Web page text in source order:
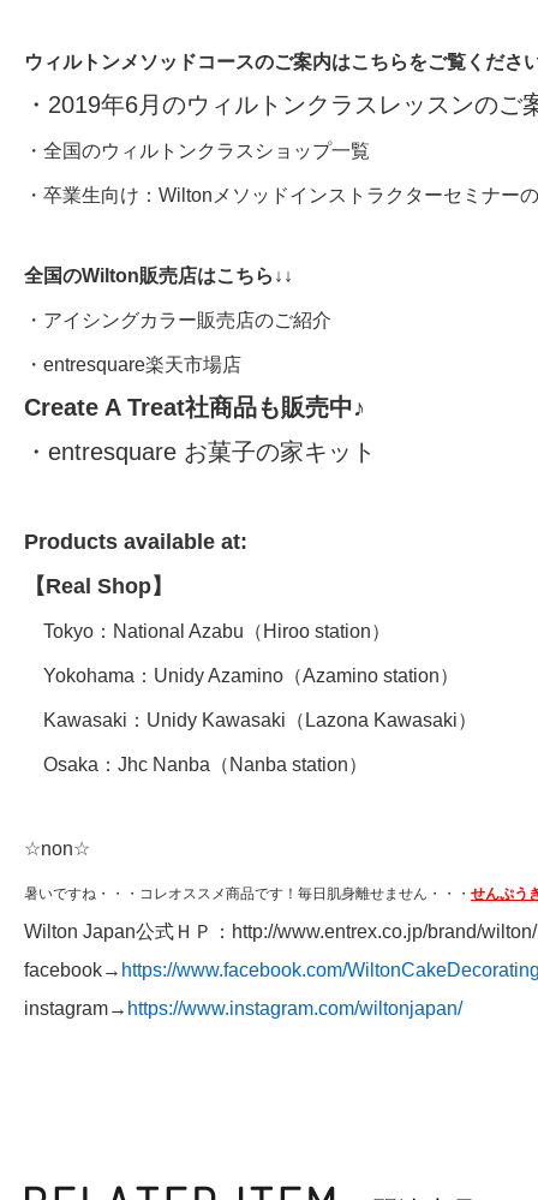
ウィルトンメソッドコースのご案内はこちらをご覧くださ
・ 2019年6月のウィルトンクラスレッスンのご
・ 全国のウィルトンクラスショップ一覧
・卒業生向け： Wiltonメソッドインストラクターセミナー
全国のWilton販売店はこちら↓↓
・ アイシングカラー販売店のご紹介
・ entresquare楽天市場店
Create A Treat社商品も販売中♪
・ entresquare お菓子の家キット
Products available at:
【Real Shop】
Tokyo： National Azabu （ Hiroo station）
Yokohama： Unidy Azamino （Azamino station）
Kawasaki： Unidy Kawasaki （Lazona Kawasaki）
Osaka： Jhc Nanba （Nanba station）
☆non☆
暑いですね・・・コレオススメ商品です！毎日肌身離せません・・・ せんぷう
Wilton Japan公式ＨＰ： http://www.entrex.co.jp/brand/wilton/​
facebook→ https://www.facebook.com/
instagram→ https://www.instagram.com/wiltonjapan/